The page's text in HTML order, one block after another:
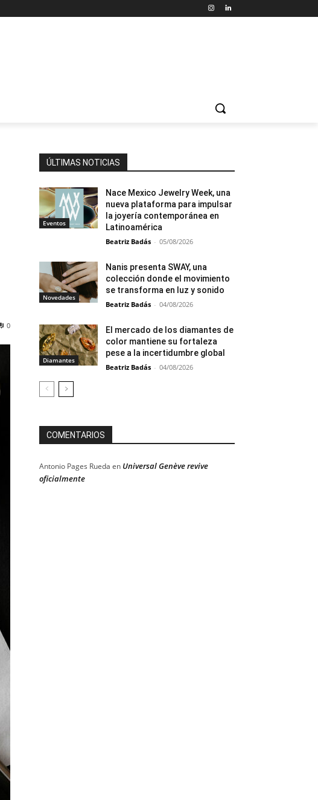
0
ÚLTIMAS NOTICIAS
Eventos
Nace Mexico Jewelry Week, una
nueva plataforma para impulsar
la joyería contemporánea en
Latinoamérica
Beatriz Badás - 05/08/2026
Novedades
Nanis presenta SWAY, una
colección donde el movimiento
se transforma en luz y sonido
Beatriz Badás - 04/08/2026
Diamantes
El mercado de los diamantes de
color mantiene su fortaleza
pese a la incertidumbre global
Beatriz Badás - 04/08/2026
COMENTARIOS
Antonio Pages Rueda en Universal Genève revive
oficialmente